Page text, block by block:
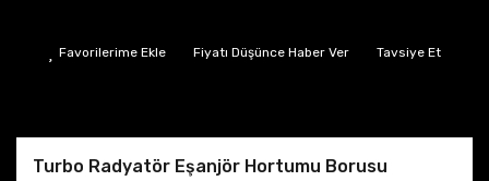
Fiyatı Düşünce Haber Ver Tavsiye Et
Turbo Radyatör Eşanjör Hortumu Borusu